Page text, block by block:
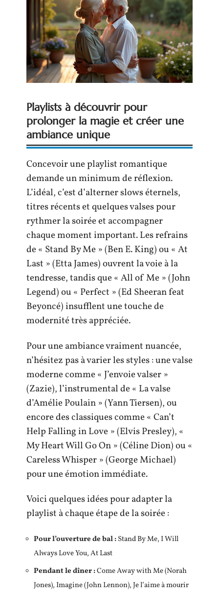
Playlists à découvrir pour
prolonger la magie et créer une
ambiance unique
Concevoir une playlist romantique
demande un minimum de réflexion.
L’idéal, c’est d’alterner slows éternels,
titres récents et quelques valses pour
rythmer la soirée et accompagner
chaque moment important. Les refrains
de « Stand By Me » (Ben E. King) ou « At
Last » (Etta James) ouvrent la voie à la
tendresse, tandis que « All of Me » (John
Legend) ou « Perfect » (Ed Sheeran feat
Beyoncé) insufflent une touche de
modernité très appréciée.
Pour une ambiance vraiment nuancée,
n’hésitez pas à varier les styles : une valse
moderne comme « J’envoie valser »
(Zazie), l’instrumental de « La valse
d’Amélie Poulain » (Yann Tiersen), ou
encore des classiques comme « Can’t
Help Falling in Love » (Elvis Presley), «
My Heart Will Go On » (Céline Dion) ou «
Careless Whisper » (George Michael)
pour une émotion immédiate.
Voici quelques idées pour adapter la
playlist à chaque étape de la soirée :
Pour l’ouverture de bal :Stand By Me, I Will
Always Love You, At Last
Pendant le dîner :Come Away with Me (Norah
Jones), Imagine (John Lennon), Je l’aime à mourir